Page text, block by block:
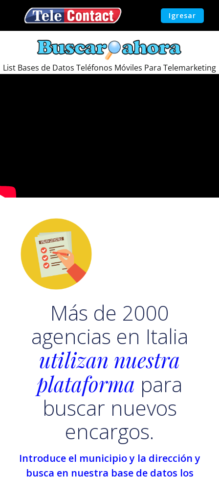
Vai
al
contenuto
Igresar
List Bases de Datos Teléfonos Móviles Para Telemarketing
Más de 2000
agencias en Italia
utilizan nuestra
plataforma para
buscar nuevos
encargos.
Introduce el municipio y la dirección y
busca en nuestra base de datos los